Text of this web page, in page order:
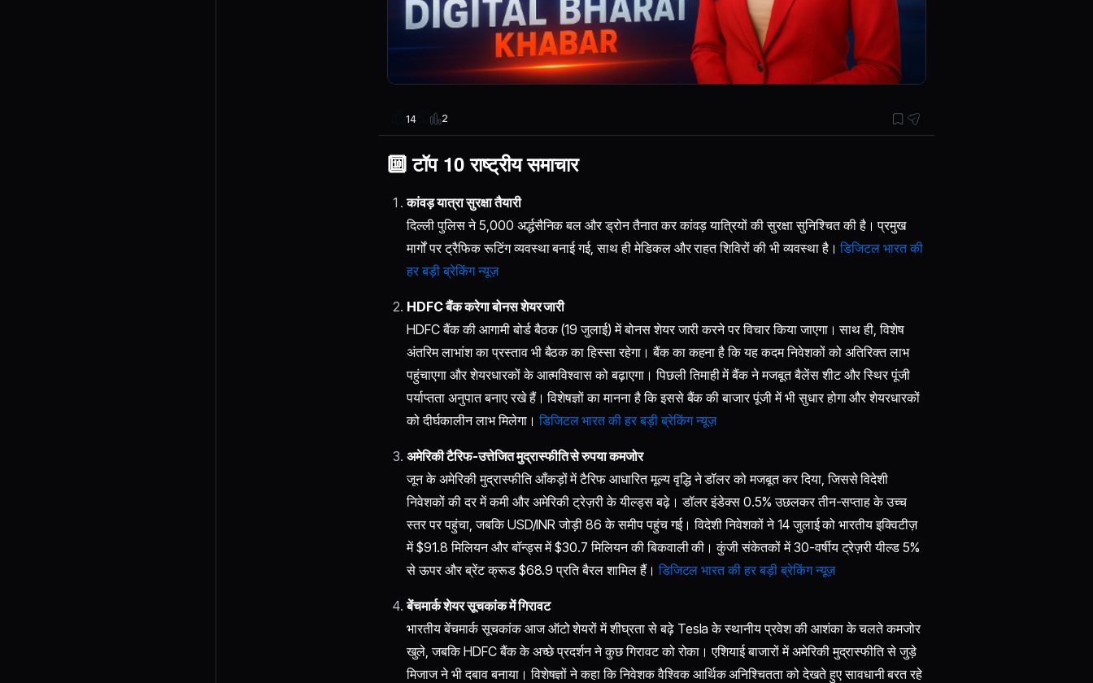
14 2
🔟 टॉप 10 राष्ट्रीय समाचार
कांवड़ यात्रा सुरक्षा तैयारी
दिल्ली पुलिस ने 5,000 अर्द्धसैनिक बल और ड्रोन तैनात कर कांवड़ यात्रियों की सुरक्षा सुनिश्चित की है। प्रमुख
मार्गों पर ट्रैफिक रूटिंग व्यवस्था बनाई गई, साथ ही मेडिकल और राहत शिविरों की भी व्यवस्था है।डिजिटल भारत की
हर बड़ी ब्रेकिंग न्यूज़
HDFC बैंक करेगा बोनस शेयर जारी
HDFC बैंक की आगामी बोर्ड बैठक (19 जुलाई) में बोनस शेयर जारी करने पर विचार किया जाएगा। साथ ही, विशेष
अंतरिम लाभांश का प्रस्ताव भी बैठक का हिस्सा रहेगा। बैंक का कहना है कि यह कदम निवेशकों को अतिरिक्त लाभ
पहुंचाएगा और शेयरधारकों के आत्मविश्वास को बढ़ाएगा। पिछली तिमाही में बैंक ने मजबूत बैलेंस शीट और स्थिर पूंजी
पर्याप्तता अनुपात बनाए रखे हैं। विशेषज्ञों का मानना है कि इससे बैंक की बाजार पूंजी में भी सुधार होगा और शेयरधारकों
को दीर्घकालीन लाभ मिलेगा।डिजिटल भारत की हर बड़ी ब्रेकिंग न्यूज़
अमेरिकी टैरिफ-उत्तेजित मुद्रास्फीति से रुपया कमजोर
जून के अमेरिकी मुद्रास्फीति आँकड़ों में टैरिफ आधारित मूल्य वृद्धि ने डॉलर को मजबूत कर दिया, जिससे विदेशी
निवेशकों की दर में कमी और अमेरिकी ट्रेज़री के यील्ड्स बढ़े। डॉलर इंडेक्स 0.5% उछलकर तीन-सप्ताह के उच्च
स्तर पर पहुंचा, जबकि USD/INR जोड़ी 86 के समीप पहुंच गई। विदेशी निवेशकों ने 14 जुलाई को भारतीय इक्विटीज़
में $91.8 मिलियन और बॉन्ड्स में $30.7 मिलियन की बिकवाली की। कुंजी संकेतकों में 30-वर्षीय ट्रेज़री यील्ड 5%
से ऊपर और ब्रेंट क्रूड $68.9 प्रति बैरल शामिल हैं।डिजिटल भारत की हर बड़ी ब्रेकिंग न्यूज़
बेंचमार्क शेयर सूचकांक में गिरावट
भारतीय बेंचमार्क सूचकांक आज ऑटो शेयरों में शीघ्रता से बढ़े Tesla के स्थानीय प्रवेश की आशंका के चलते कमजोर
खुले, जबकि HDFC बैंक के अच्छे प्रदर्शन ने कुछ गिरावट को रोका। एशियाई बाजारों में अमेरिकी मुद्रास्फीति से जुड़े
मिजाज ने भी दबाव बनाया। विशेषज्ञों ने कहा कि निवेशक वैश्विक आर्थिक अनिश्चितता को देखते हुए सावधानी बरत रहे